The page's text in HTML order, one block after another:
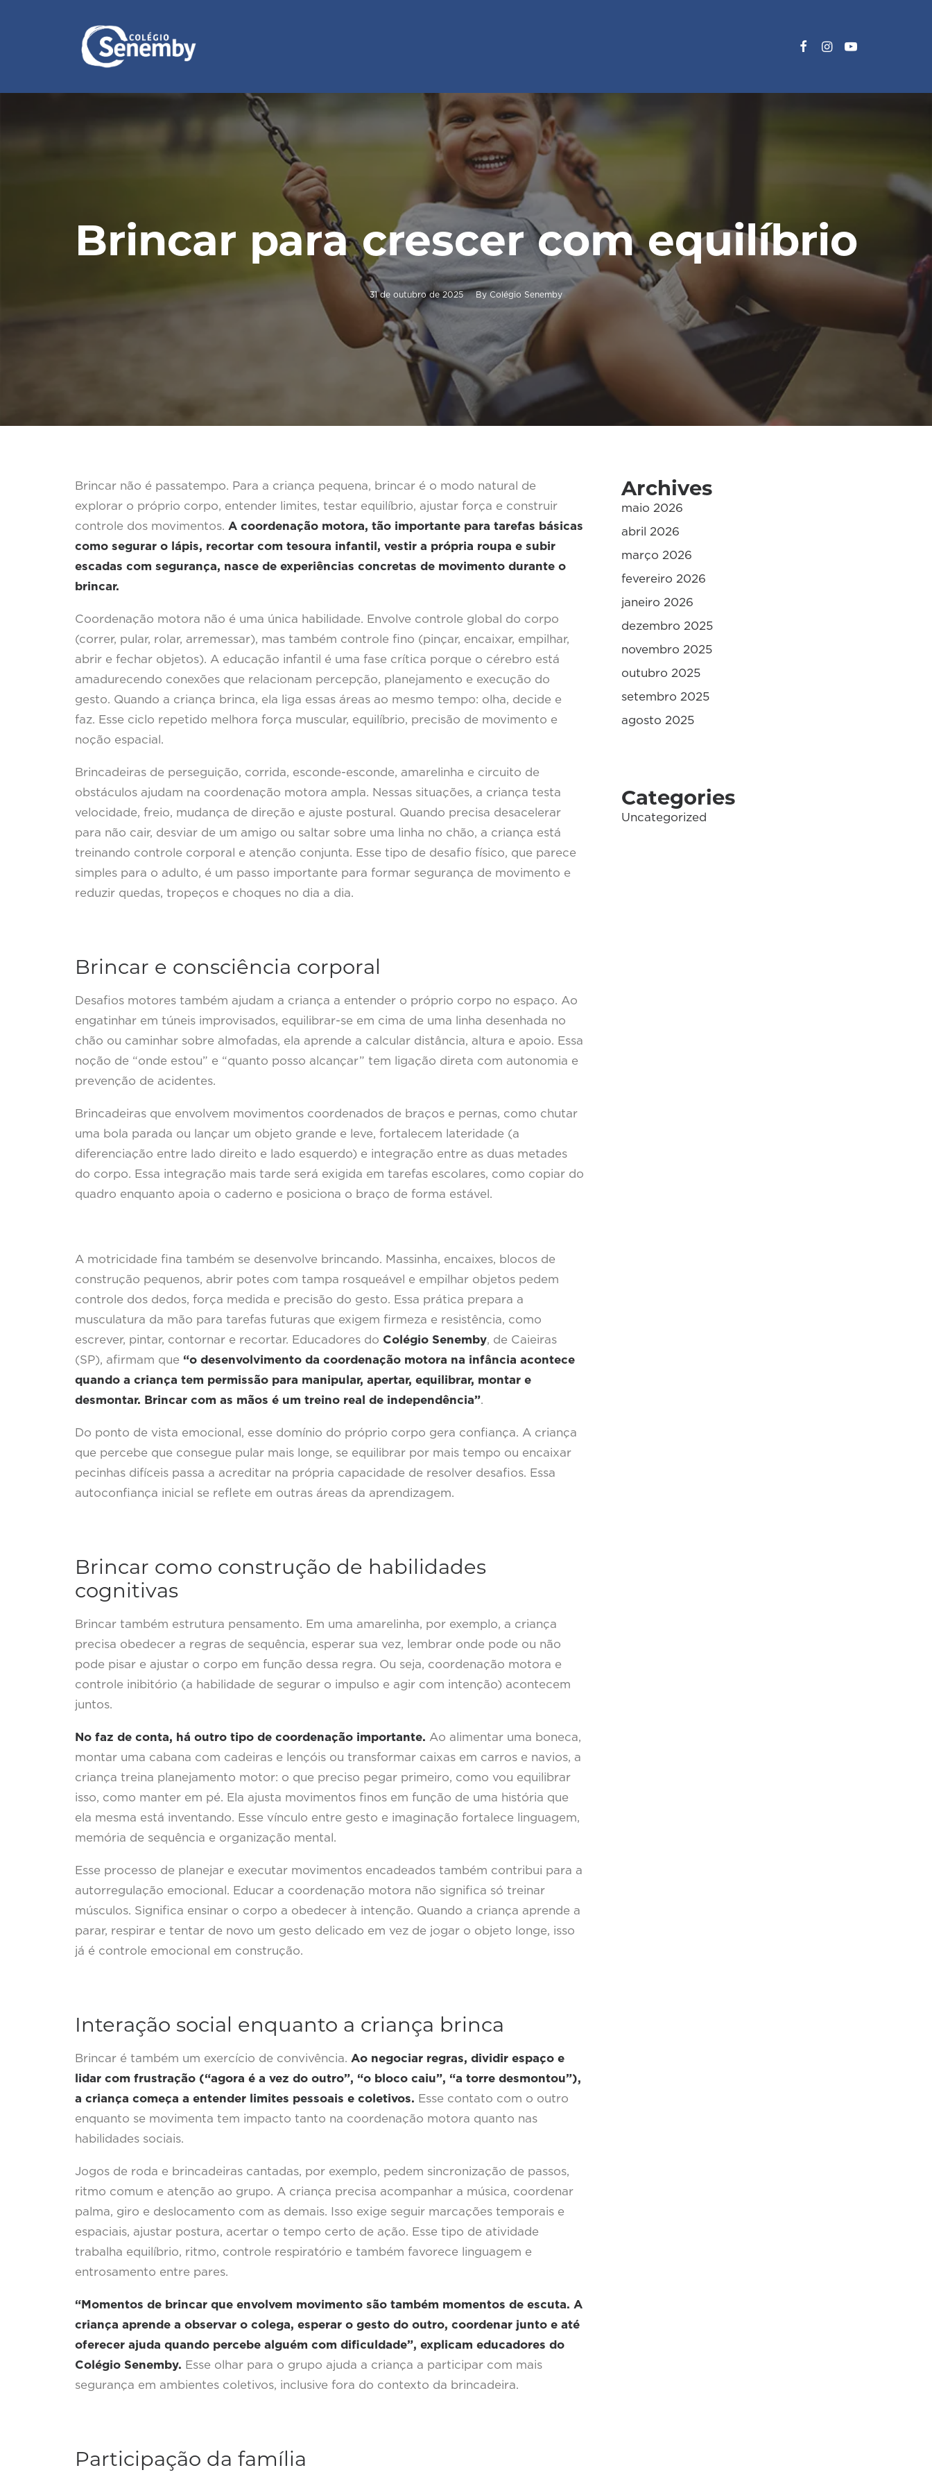
Brincar para crescer com equilíbrio
31 de outubro de 2025 ByColégio Senemby
Brincar não é passatempo. Para a criança pequena, brincar é o modo natural de
explorar o próprio corpo, entender limites, testar equilíbrio, ajustar força e construir
controle dos movimentos. A coordenação motora, tão importante para tarefas básicas
como segurar o lápis, recortar com tesoura infantil, vestir a própria roupa e subir
escadas com segurança, nasce de experiências concretas de movimento durante o
brincar.
Coordenação motora não é uma única habilidade. Envolve controle global do corpo
(correr, pular, rolar, arremessar), mas também controle fino (pinçar, encaixar, empilhar,
abrir e fechar objetos). A educação infantil é uma fase crítica porque o cérebro está
amadurecendo conexões que relacionam percepção, planejamento e execução do
gesto. Quando a criança brinca, ela liga essas áreas ao mesmo tempo: olha, decide e
faz. Esse ciclo repetido melhora força muscular, equilíbrio, precisão de movimento e
noção espacial.
Brincadeiras de perseguição, corrida, esconde-esconde, amarelinha e circuito de
obstáculos ajudam na coordenação motora ampla. Nessas situações, a criança testa
velocidade, freio, mudança de direção e ajuste postural. Quando precisa desacelerar
para não cair, desviar de um amigo ou saltar sobre uma linha no chão, a criança está
treinando controle corporal e atenção conjunta. Esse tipo de desafio físico, que parece
simples para o adulto, é um passo importante para formar segurança de movimento e
reduzir quedas, tropeços e choques no dia a dia.
Brincar e consciência corporal
Desafios motores também ajudam a criança a entender o próprio corpo no espaço. Ao
engatinhar em túneis improvisados, equilibrar-se em cima de uma linha desenhada no
chão ou caminhar sobre almofadas, ela aprende a calcular distância, altura e apoio. Essa
noção de “onde estou” e “quanto posso alcançar” tem ligação direta com autonomia e
prevenção de acidentes.
Brincadeiras que envolvem movimentos coordenados de braços e pernas, como chutar
uma bola parada ou lançar um objeto grande e leve, fortalecem lateridade (a
diferenciação entre lado direito e lado esquerdo) e integração entre as duas metades
do corpo. Essa integração mais tarde será exigida em tarefas escolares, como copiar do
quadro enquanto apoia o caderno e posiciona o braço de forma estável.
A motricidade fina também se desenvolve brincando. Massinha, encaixes, blocos de
construção pequenos, abrir potes com tampa rosqueável e empilhar objetos pedem
controle dos dedos, força medida e precisão do gesto. Essa prática prepara a
musculatura da mão para tarefas futuras que exigem firmeza e resistência, como
escrever, pintar, contornar e recortar. Educadores do Colégio Senemby, de Caieiras
(SP), afirmam que “o desenvolvimento da coordenação motora na infância acontece
quando a criança tem permissão para manipular, apertar, equilibrar, montar e
desmontar. Brincar com as mãos é um treino real de independência”.
Do ponto de vista emocional, esse domínio do próprio corpo gera confiança. A criança
que percebe que consegue pular mais longe, se equilibrar por mais tempo ou encaixar
pecinhas difíceis passa a acreditar na própria capacidade de resolver desafios. Essa
autoconfiança inicial se reflete em outras áreas da aprendizagem.
Brincar como construção de habilidades
cognitivas
Brincar também estrutura pensamento. Em uma amarelinha, por exemplo, a criança
precisa obedecer a regras de sequência, esperar sua vez, lembrar onde pode ou não
pode pisar e ajustar o corpo em função dessa regra. Ou seja, coordenação motora e
controle inibitório (a habilidade de segurar o impulso e agir com intenção) acontecem
juntos.
No faz de conta, há outro tipo de coordenação importante. Ao alimentar uma boneca,
montar uma cabana com cadeiras e lençóis ou transformar caixas em carros e navios, a
criança treina planejamento motor: o que preciso pegar primeiro, como vou equilibrar
isso, como manter em pé. Ela ajusta movimentos finos em função de uma história que
ela mesma está inventando. Esse vínculo entre gesto e imaginação fortalece linguagem,
memória de sequência e organização mental.
Esse processo de planejar e executar movimentos encadeados também contribui para a
autorregulação emocional. Educar a coordenação motora não significa só treinar
músculos. Significa ensinar o corpo a obedecer à intenção. Quando a criança aprende a
parar, respirar e tentar de novo um gesto delicado em vez de jogar o objeto longe, isso
já é controle emocional em construção.
Interação social enquanto a criança brinca
Brincar é também um exercício de convivência. Ao negociar regras, dividir espaço e
lidar com frustração (“agora é a vez do outro”, “o bloco caiu”, “a torre desmontou”),
a criança começa a entender limites pessoais e coletivos. Esse contato com o outro
enquanto se movimenta tem impacto tanto na coordenação motora quanto nas
habilidades sociais.
Jogos de roda e brincadeiras cantadas, por exemplo, pedem sincronização de passos,
ritmo comum e atenção ao grupo. A criança precisa acompanhar a música, coordenar
palma, giro e deslocamento com as demais. Isso exige seguir marcações temporais e
espaciais, ajustar postura, acertar o tempo certo de ação. Esse tipo de atividade
trabalha equilíbrio, ritmo, controle respiratório e também favorece linguagem e
entrosamento entre pares.
“Momentos de brincar que envolvem movimento são também momentos de escuta. A
criança aprende a observar o colega, esperar o gesto do outro, coordenar junto e até
oferecer ajuda quando percebe alguém com dificuldade”, explicam educadores do
Colégio Senemby. Esse olhar para o grupo ajuda a criança a participar com mais
segurança em ambientes coletivos, inclusive fora do contexto da brincadeira.
Participação da família
Archives
maio 2026
abril 2026
março 2026
fevereiro 2026
janeiro 2026
dezembro 2025
novembro 2025
outubro 2025
setembro 2025
agosto 2025
Categories
Uncategorized